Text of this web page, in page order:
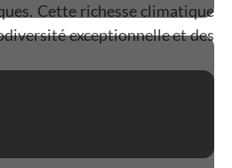
Cette richesse climatique
exceptionnelle et des